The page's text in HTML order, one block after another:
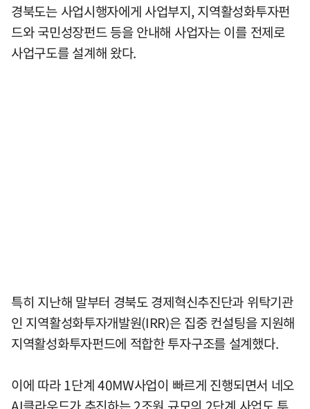
경북도는 사업시행자에게 사업부지, 지역활성화투자펀
드와 국민성장펀드 등을 안내해 사업자는 이를 전제로
사업구도를 설계해 왔다.
특히 지난해 말부터 경북도 경제혁신추진단과 위탁기관
인 지역활성화투자개발원(IRR)은 집중 컨설팅을 지원해
지역활성화투자펀드에 적합한 투자구조를 설계했다.
이에 따라 1단계 40MW사업이 빠르게 진행되면서 네오